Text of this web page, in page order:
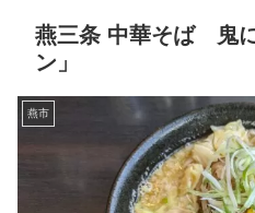
燕三条 中華そば 鬼
ン」
燕市